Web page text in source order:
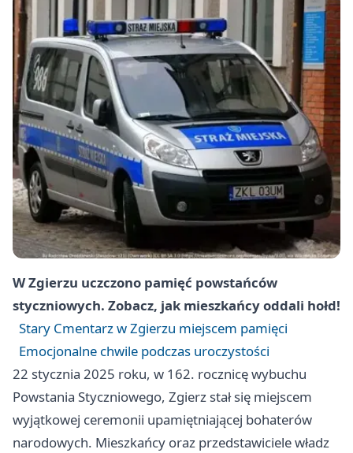
W Zgierzu uczczono pamięć powstańców
styczniowych. Zobacz, jak mieszkańcy oddali hołd!
Stary Cmentarz w Zgierzu miejscem pamięci
Emocjonalne chwile podczas uroczystości
22 stycznia 2025 roku, w 162. rocznicę wybuchu
Powstania Styczniowego, Zgierz stał się miejscem
wyjątkowej ceremonii upamiętniającej bohaterów
narodowych. Mieszkańcy oraz przedstawiciele władz